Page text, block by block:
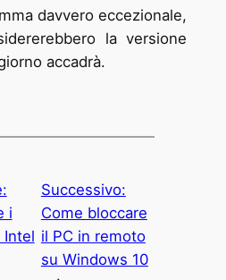
davvero eccezionale,
la versione
accadrà.
i
Intel
Successivo:
Come bloccare
il PC in remoto
su Windows 10